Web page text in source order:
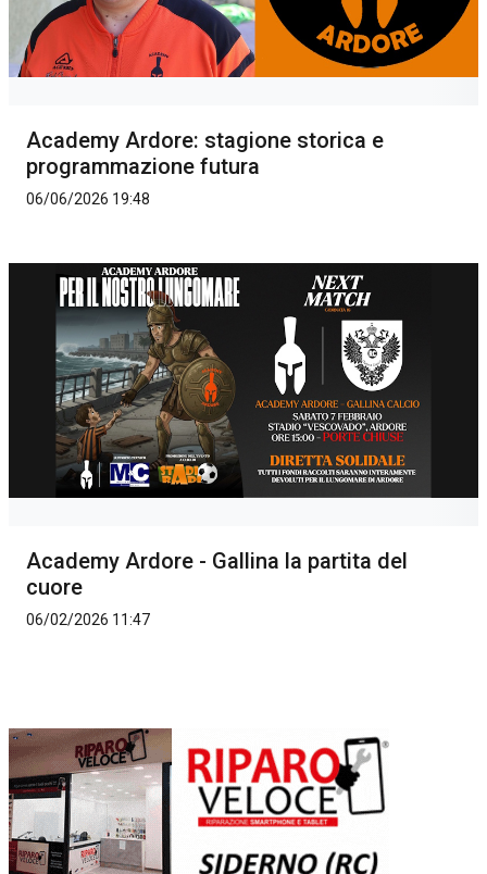
Academy Ardore: stagione storica e
programmazione futura
06/06/2026 19:48
Academy Ardore - Gallina la partita del
cuore
06/02/2026 11:47